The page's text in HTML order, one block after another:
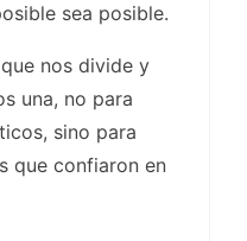
sea posible.
nos divide y
una, no para
sino para
que confiaron en